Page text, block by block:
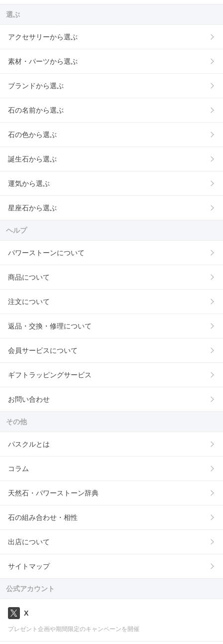
選ぶ
アクセサリーから選ぶ
素材・パーツから選ぶ
ブランドから選ぶ
石の名前から選ぶ
石の色から選ぶ
誕生石から選ぶ
運気から選ぶ
星座石から選ぶ
ヘルプ
パワーストーンについて
商品について
注文について
返品・交換・修理について
会員サービスについて
ギフトラッピングサービス
お問い合わせ
その他
パスクルとは
コラム
天然石・パワーストーン辞典
石の組み合わせ・相性
出店について
サイトマップ
公式アカウント
X
プレゼント企画や期間限定のキャンペーンを開催